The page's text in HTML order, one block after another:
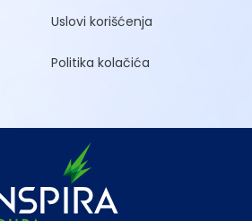
Uslovi korišćenja
Politika kolačića